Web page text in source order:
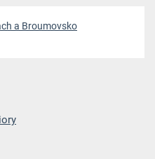
a Broumovsko